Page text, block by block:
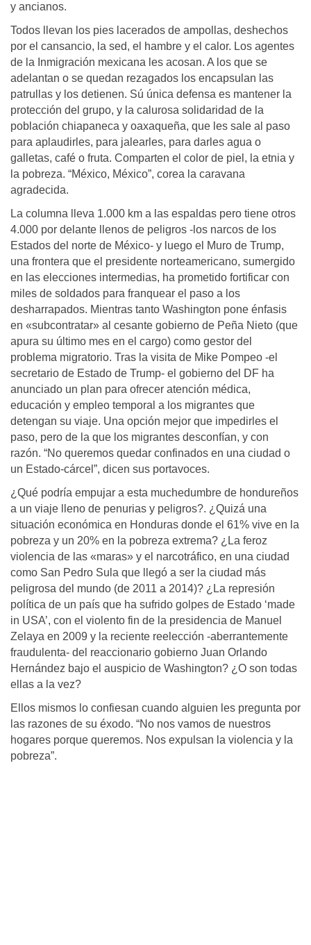
y ancianos.
Todos llevan los pies lacerados de ampollas, deshechos
por el cansancio, la sed, el hambre y el calor. Los agentes
de la Inmigración mexicana les acosan. A los que se
adelantan o se quedan rezagados los encapsulan las
patrullas y los detienen. Sú única defensa es mantener la
protección del grupo, y la calurosa solidaridad de la
población chiapaneca y oaxaqueña, que les sale al paso
para aplaudirles, para jalearles, para darles agua o
galletas, café o fruta. Comparten el color de piel, la etnia y
la pobreza. “México, México”, corea la caravana
agradecida.
La columna lleva 1.000 km a las espaldas pero tiene otros
4.000 por delante llenos de peligros -los narcos de los
Estados del norte de México- y luego el Muro de Trump,
una frontera que el presidente norteamericano, sumergido
en las elecciones intermedias, ha prometido fortificar con
miles de soldados para franquear el paso a los
desharrapados. Mientras tanto Washington pone énfasis
en «subcontratar» al cesante gobierno de Peña Nieto (que
apura su último mes en el cargo) como gestor del
problema migratorio. Tras la visita de Mike Pompeo -el
secretario de Estado de Trump- el gobierno del DF ha
anunciado un plan para ofrecer atención médica,
educación y empleo temporal a los migrantes que
detengan su viaje. Una opción mejor que impedirles el
paso, pero de la que los migrantes desconfían, y con
razón. “No queremos quedar confinados en una ciudad o
un Estado-cárcel”, dicen sus portavoces.
¿Qué podría empujar a esta muchedumbre de hondureños
a un viaje lleno de penurias y peligros?. ¿Quizá una
situación económica en Honduras donde el 61% vive en la
pobreza y un 20% en la pobreza extrema? ¿La feroz
violencia de las «maras» y el narcotráfico, en una ciudad
como San Pedro Sula que llegó a ser la ciudad más
peligrosa del mundo (de 2011 a 2014)? ¿La represión
política de un país que ha sufrido golpes de Estado ‘made
in USA’, con el violento fin de la presidencia de Manuel
Zelaya en 2009 y la reciente reelección -aberrantemente
fraudulenta- del reaccionario gobierno Juan Orlando
Hernández bajo el auspicio de Washington? ¿O son todas
ellas a la vez?
Ellos mismos lo confiesan cuando alguien les pregunta por
las razones de su éxodo. “No nos vamos de nuestros
hogares porque queremos. Nos expulsan la violencia y la
pobreza”.